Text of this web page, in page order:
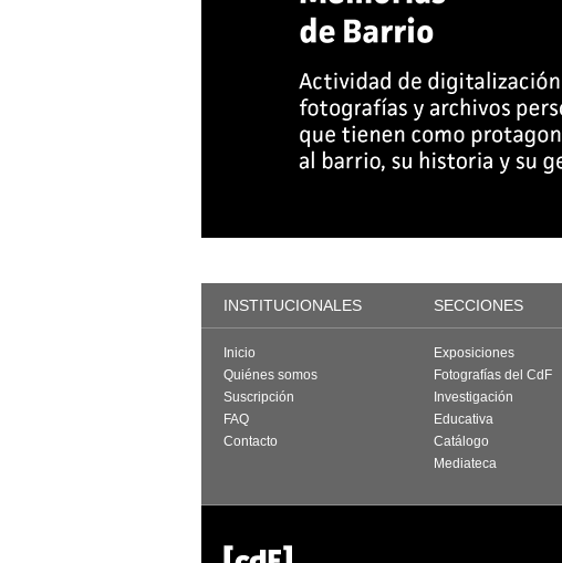
INSTITUCIONALES SECCIONES
Inicio
Quiénes somos
Suscripción
FAQ
Contacto
Exposiciones
Fotografías del CdF
Investigación
Educativa
Catálogo
Mediateca